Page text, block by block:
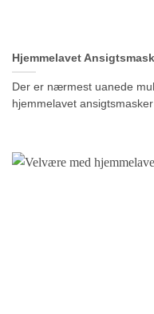
Hjemmelavet
Der er nærmest uanede
hjemmelavet